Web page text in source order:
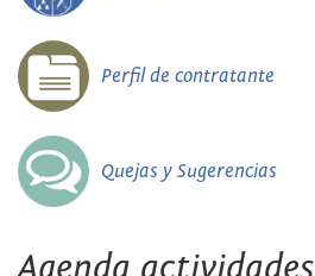
Perfil de contratante
Quejas y Sugerencias